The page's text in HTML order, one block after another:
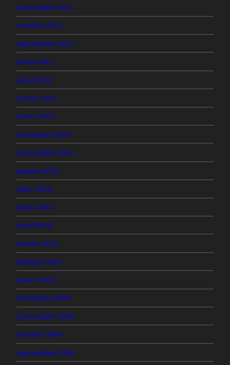
noviembre 2011
octubre 2011
septiembre 2011
junio 2011
abril 2011
marzo 2011
enero 2011
diciembre 2010
noviembre 2010
agosto 2010
julio 2010
junio 2010
abril 2010
marzo 2010
febrero 2010
enero 2010
diciembre 2009
noviembre 2009
octubre 2009
septiembre 2009